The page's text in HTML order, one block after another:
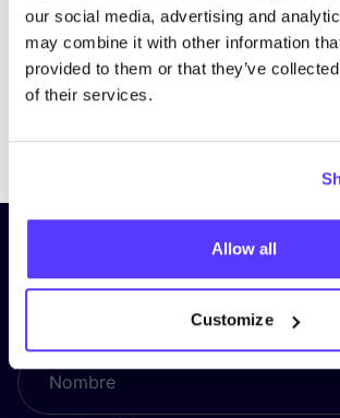
our social media, advertising and
may combine it with other information
provided to them or that they’ve
of their services.
Allow all
Customize
¡Suscríbete a nuestro
y mantente informado!